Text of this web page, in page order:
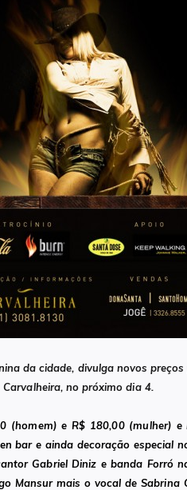
da cidade, divulga novos
Carvalheira, no próximo dia 4.
(homem) e R$ 180,00 (mulher) e
bar e ainda decoração especial
Gabriel Diniz e banda Forró
Mansur mais o vocal de